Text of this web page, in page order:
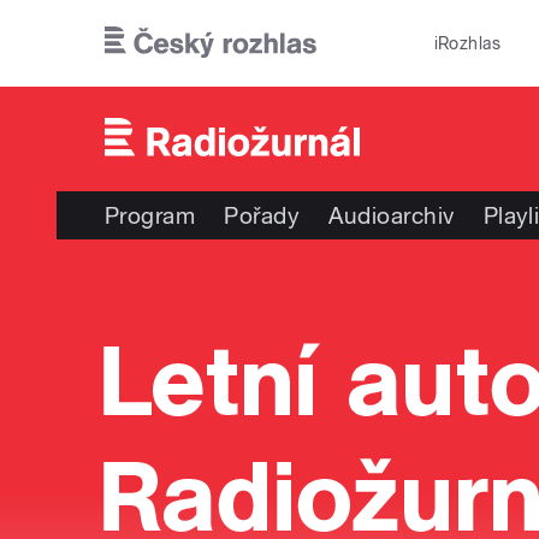
iRozhlas
Program Pořady Audioarchiv